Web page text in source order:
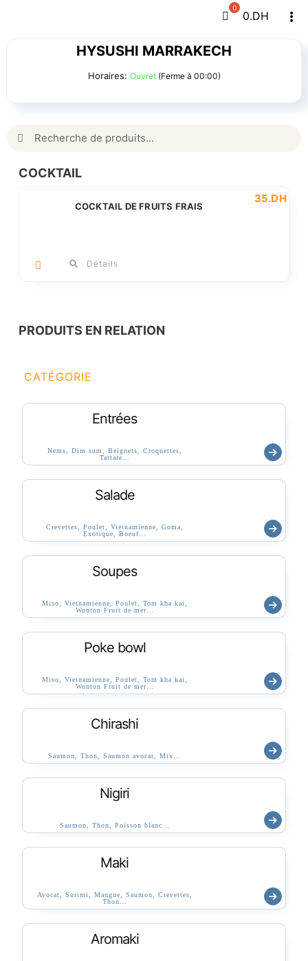
0.DH
HYSUSHI MARRAKECH
Horaires: Ouvret(Ferme à 00:00)
Rechercher:
COCKTAIL
COCKTAIL DE FRUITS FRAIS
35.DH
Détails
PRODUITS EN RELATION
CATÉGORIE
Entrées
Nems, Dim sum, Beignets, Croquettes,
Tartare…
Salade
Crevettes, Poulet, Vietnamienne, Goma,
Exotique, Boeuf…
Soupes
Miso, Vietnamienne, Poulet, Tom kha kai,
Wonton Fruit de mer…
Poke bowl
Miso, Vietnamienne, Poulet, Tom kha kai,
Wonton Fruit de mer…
Chirashi
Saumon, Thon, Saumon avocat, Mix…
Nigiri
Saumon, Thon, Poisson blanc…
Maki
Avocat, Surimi, Mangue, Saumon, Crevettes,
Thon…
Aromaki